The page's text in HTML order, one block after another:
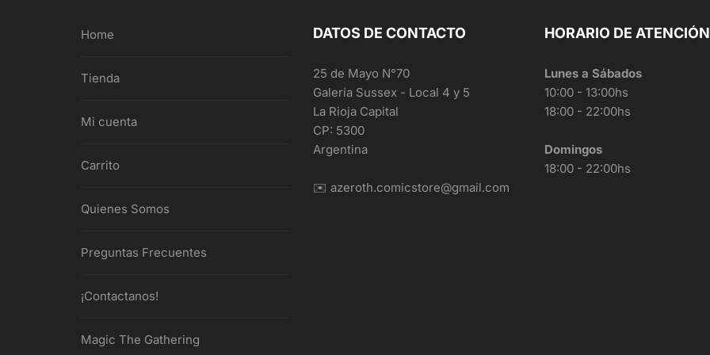
Home
Tienda
Mi cuenta
Carrito
Quienes Somos
Preguntas Frecuentes
¡Contactanos!
Magic The Gathering
DATOS DE CONTACTO
25 de Mayo N°70
Galería Sussex - Local 4 y 5
La Rioja Capital
CP: 5300
Argentina
✉️ azeroth.comicstore@gmail.com
HORARIO DE
Lunes a Sábados
10:00 - 13:00hs
18:00 - 22:00hs
Domingos
18:00 - 22:00hs